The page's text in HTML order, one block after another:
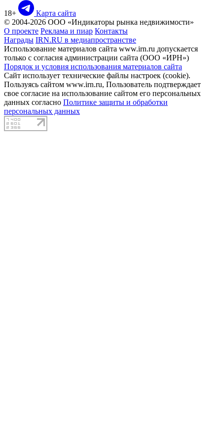
18+
Карта сайта
© 2004-2026 ООО «Индикаторы рынка недвижимости»
О проекте Реклама и пиар Контакты
Награды IRN.RU в медиапространстве
Использование материалов сайта www.irn.ru допускается
только с согласия администрации сайта (ООО «ИРН»)
Порядок и условия использования материалов сайта
Сайт использует технические файлы настроек (cookie).
Пользуясь сайтом www.irn.ru, Пользователь подтверждает
свое согласие на использование сайтом его персональных
данных согласно Политике защиты и обработки
персональных данных